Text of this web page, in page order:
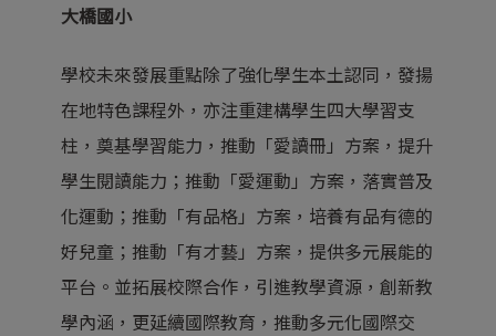
大橋國小
學校未來發展重點除了強化學生本土認同，發揚
在地特色課程外，亦注重建構學生四大學習支
柱，奠基學習能力，推動「愛讀冊」方案，提升
學生閱讀能力；推動「愛運動」方案，落實普及
化運動；推動「有品格」方案，培養有品有德的
好兒童；推動「有才藝」方案，提供多元展能的
平台。並拓展校際合作，引進教學資源，創新教
學內涵，更延續國際教育，推動多元化國際交